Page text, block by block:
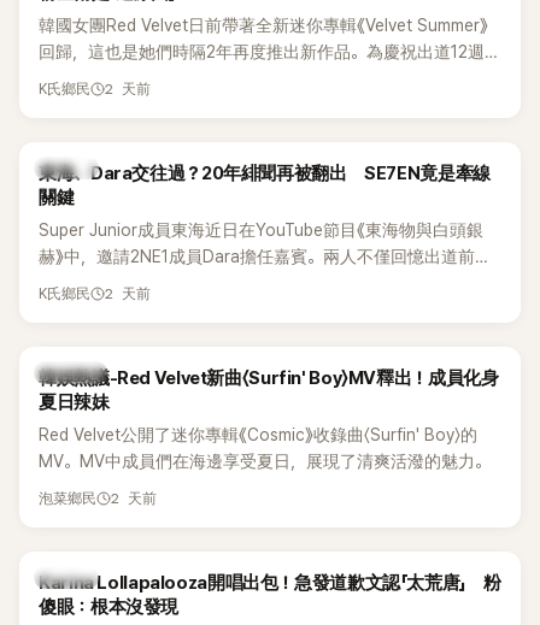
韓國女團Red Velvet日前帶著全新迷你專輯《Velvet Summer》
回歸，這也是她們時隔2年再度推出新作品。為慶祝出道12週
年，五位成員也一連舉辦三場粉絲演唱會，與粉絲共同回顧經
K氏鄉民 2 天前
K-POP
東海、Dara交往過？20年緋聞再被翻出 SE7EN竟是牽線
關鍵
Super Junior成員東海近日在YouTube節目《東海物與白頭銀
赫》中，邀請2NE1成員Dara擔任嘉賓。兩人不僅回憶出道前的
青澀往事，也首度聊起當年鬧得沸沸揚揚的緋聞，讓東海忍不
K氏鄉民 2 天前
熱議討論
韓娛熱議-Red Velvet新曲〈Surfin' Boy〉MV釋出！成員化身
夏日辣妹
Red Velvet公開了迷你專輯《Cosmic》收錄曲〈Surfin' Boy〉的
MV。MV中成員們在海邊享受夏日，展現了清爽活潑的魅力。
泡菜鄉民 2 天前
K-POP
Karina Lollapalooza開唱出包！急發道歉文認「太荒唐」 粉
傻眼：根本沒發現